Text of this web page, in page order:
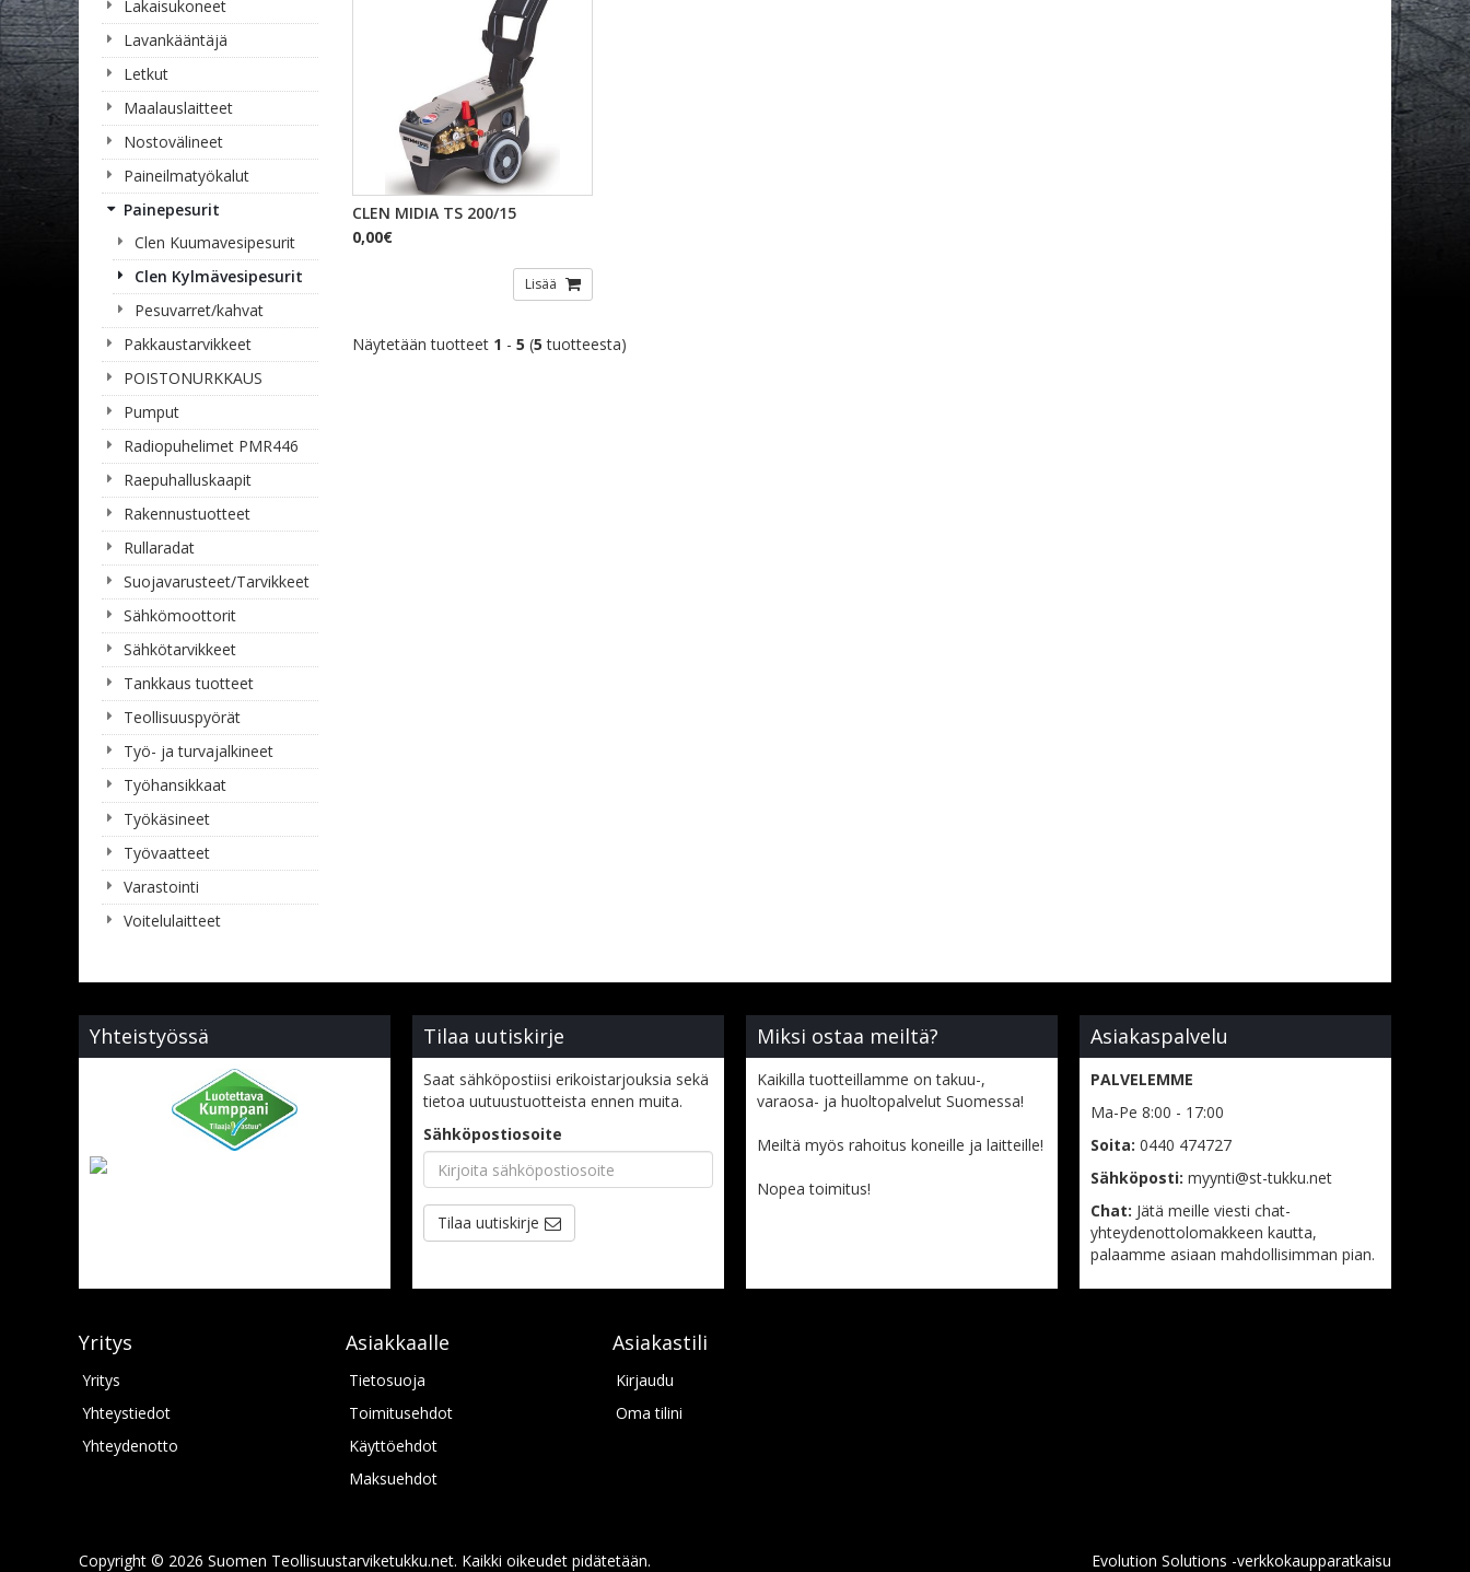
Lakaisukoneet
Lavankääntäjä
Letkut
Maalauslaitteet
Nostovälineet
Paineilmatyökalut
Painepesurit
Clen Kuumavesipesurit
Clen Kylmävesipesurit
Pesuvarret/kahvat
Pakkaustarvikkeet
POISTONURKKAUS
Pumput
Radiopuhelimet PMR446
Raepuhalluskaapit
Rakennustuotteet
Rullaradat
Suojavarusteet/Tarvikkeet
Sähkömoottorit
Sähkötarvikkeet
Tankkaus tuotteet
Teollisuuspyörät
Työ- ja turvajalkineet
Työhansikkaat
Työkäsineet
Työvaatteet
Varastointi
Voitelulaitteet
PIKAKATSELU
CLEN MIDIA TS 200/15
0,00€
Lisää
Näytetään tuotteet 1 - 5 (5 tuotteesta)
Yhteistyössä Tilaa uutiskirje
Saat sähköpostiisi erikoistarjouksia sekä
tietoa uutuustuotteista ennen muita.
Sähköpostiosoite
Tilaa uutiskirje
Miksi ostaa meiltä?
Kaikilla tuotteillamme on takuu-,
varaosa- ja huoltopalvelut Suomessa!
Meiltä myös rahoitus koneille ja laitteille!
Nopea toimitus!
Asiakaspalvelu
PALVELEMME
Ma-Pe 8:00 - 17:00
Soita: 0440 474727
Sähköposti: myynti@st-tukku.net
Chat: Jätä meille viesti chat-
yhteydenottolomakkeen kautta,
palaamme asiaan mahdollisimman pian.
Yritys
Yritys
Yhteystiedot
Yhteydenotto
Asiakkaalle
Tietosuoja
Toimitusehdot
Käyttöehdot
Maksuehdot
Asiakastili
Kirjaudu
Oma tilini
Copyright © 2026 Suomen Teollisuustarviketukku.net. Kaikki oikeudet pidätetään. Evolution Solutions -verkkokaupparatkaisu